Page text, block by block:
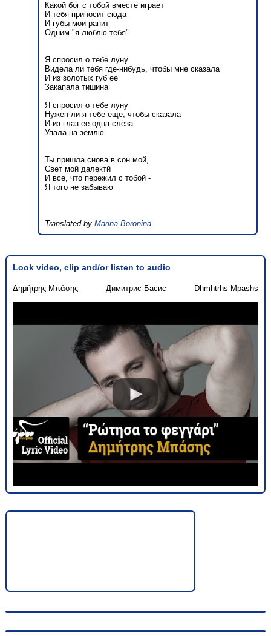
Какой бог с тобой вместе играет
И тебя приносит сюда
И губы мои ранит
Одним "я люблю тебя"
Я спросил о тебе луну
Видела ли тебя где-нибудь, чтобы мне сказала
И из золотых губ ее
Закапала тишина
Я спросил о тебе луну
Нужен ли я тебе еще, чтобы сказала
И из глаз ее одна слеза
Упала на землю
Ты пришла снова в сон мой,
Свет мой далектй
И все, что пережил с тобой -
Я того не забываю
Translated byMarina Boronina
Look video, clip and/or listen to audio
Δημήτρης Μπάσης Димитрис Басис Dhmhtrhs Mpashs